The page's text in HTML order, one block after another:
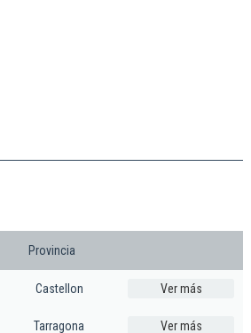
Provincia
Castellon Ver más
Tarragona Ver más